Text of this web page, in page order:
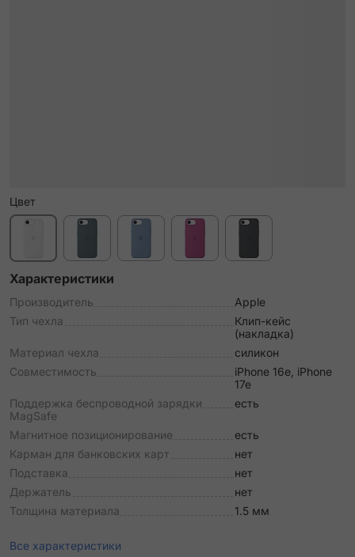
Цвет
Характеристики
Производитель
Apple
Тип чехла
Клип-кейс
(накладка)
Материал чехла
силикон
Совместимость
iPhone 16e, iPhone
17e
Поддержка беспроводной зарядки
MagSafe
есть
Магнитное позиционирование
есть
Карман для банковских карт
нет
Подставка
нет
Держатель
нет
Толщина материала
1.5 мм
Все характеристики